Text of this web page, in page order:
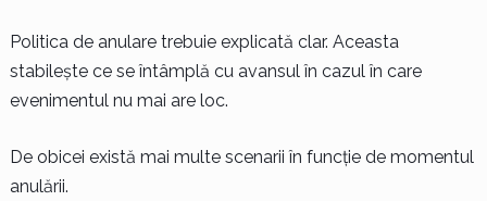
Politica de anulare trebuie explicată clar. Aceasta
stabilește ce se întâmplă cu avansul în cazul în care
evenimentul nu mai are loc.
De obicei există mai multe scenarii în funcție de momentul
anulării.